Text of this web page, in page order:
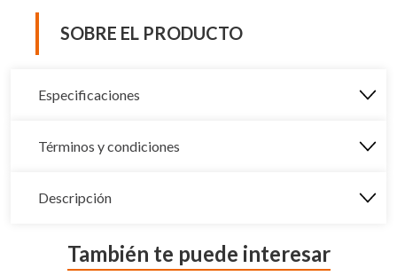
SOBRE EL PRODUCTO
Especificaciones
Términos y condiciones
Descripción
También te puede interesar